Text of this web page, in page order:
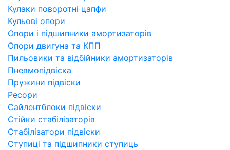
Кулаки поворотні цапфи
Кульові опори
Опори і підшипники амортизаторів
Опори двигуна та КПП
Пильовики та відбійники амортизаторів
Пневмопідвіска
Пружини підвіски
Ресори
Сайлентблоки підвіски
Стійки стабілізаторів
Стабілізатори підвіски
Ступиці та підшипники ступиць